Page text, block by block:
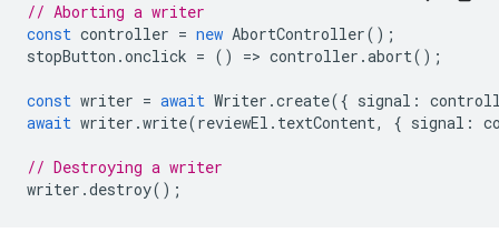
// Aborting a writer
const controller = new AbortController();
stopButton .onclick = () => controller .abort();
const writer = await Writer .create({ signal :
await writer .write(reviewEl . textContent, { signal :
// Destroying a writer
writer .destroy();